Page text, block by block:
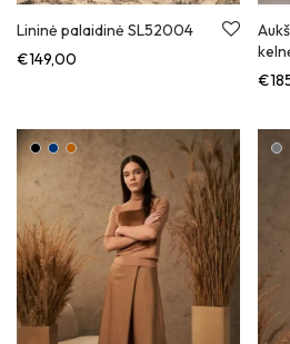
Lininė palaidinė SL52004
€149,00
€